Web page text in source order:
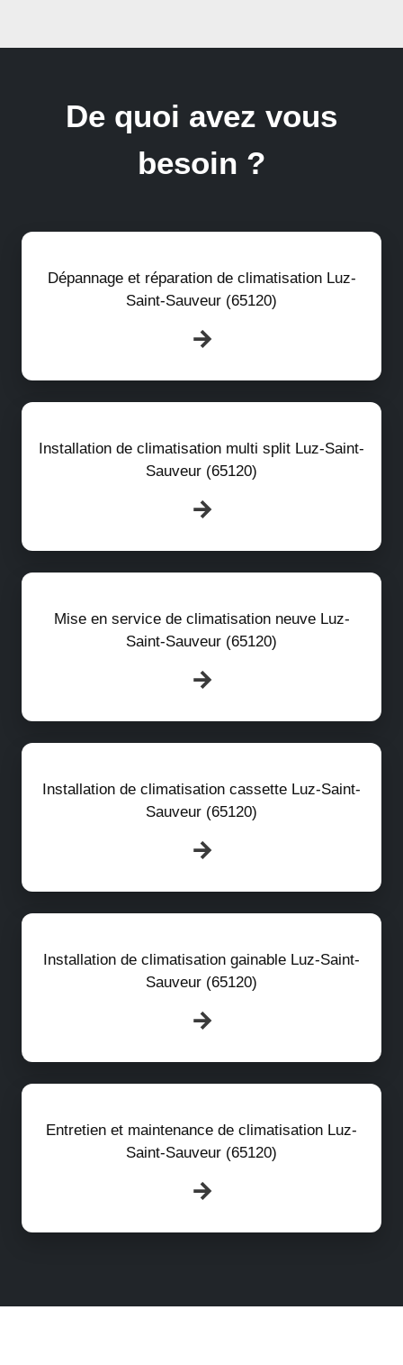
De quoi avez vous
besoin ?
Dépannage et réparation de climatisation Luz-
Saint-Sauveur (65120)
Installation de climatisation multi split Luz-Saint-
Sauveur (65120)
Mise en service de climatisation neuve Luz-
Saint-Sauveur (65120)
Installation de climatisation cassette Luz-Saint-
Sauveur (65120)
Installation de climatisation gainable Luz-Saint-
Sauveur (65120)
Entretien et maintenance de climatisation Luz-
Saint-Sauveur (65120)